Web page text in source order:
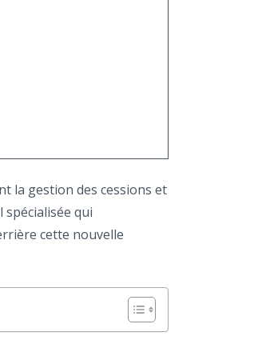
la gestion des cessions et
spécialisée qui
cette nouvelle